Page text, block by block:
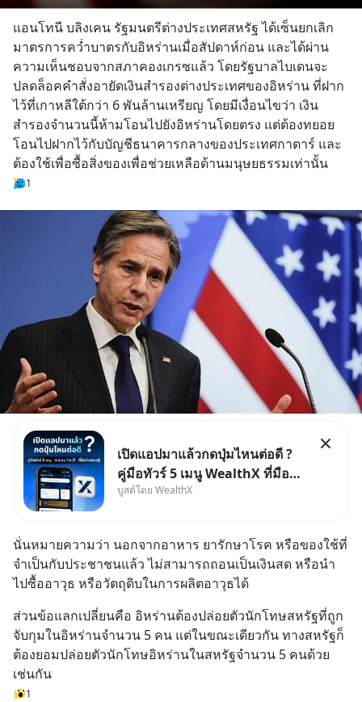
แอนโทนี บลิงเคน รัฐมนตรีต่างประเทศสหรัฐ ได้เซ็นยกเลิก
มาตรการคว่ำบาตรกับอิหร่านเมื่อสัปดาห์ก่อน และได้ผ่าน
ความเห็นชอบจากสภาคองเกรซแล้ว โดยรัฐบาลไบเดนจะ
ปลดล็อคคำสั่งอายัดเงินสำรองต่างประเทศของอิหร่าน ที่ฝาก
ไว้ที่เกาหลีใต้กว่า 6 พันล้านเหรียญ โดยมีเงื่อนไขว่า เงิน
สำรองจำนวนนี้ห้ามโอนไปยังอิหร่านโดยตรง แต่ต้องทยอย
โอนไปฝากไว้กับบัญชีธนาคารกลางของประเทศกาตาร์ และ
ต้องใช้เพื่อซื้อสิ่งของเพื่อช่วยเหลือด้านมนุษยธรรมเท่านั้น
1
เปิดแอปมาแล้วกดปุ่มไหนต่อดี ?
คู่มือทัวร์ 5 เมนู WealthX ที่มือ
ใหม่ควรรู้ สำหรับใครที่เพิ่งโหลด
WealthX จะขอพาไปทัวร์ 5 เมนู
หลัก ที่จะทำให้คุ
บูสต์โดย WealthX
นั่นหมายความว่า นอกจากอาหาร ยารักษาโรค หรือของใช้ที่
จำเป็นกับประชาชนแล้ว ไม่สามารถถอนเป็นเงินสด หรือนำ
ไปซื้ออาวุธ หรือวัตถุดิบในการผลิตอาวุธได้
ส่วนข้อแลกเปลี่ยนคือ อิหร่านต้องปล่อยตัวนักโทษสหรัฐที่ถูก
จับกุมในอิหร่านจำนวน 5 คน แต่ในขณะเดียวกัน ทางสหรัฐก็
ต้องยอมปล่อยตัวนักโทษอิหร่านในสหรัฐจำนวน 5 คนด้วย
เช่นกัน
1